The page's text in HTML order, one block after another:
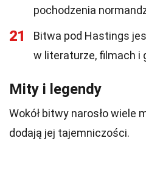
pochodzenia
21
Bitwa pod Hastings
w literaturze, filmach i
Mity i legendy
Wokół bitwy narosło wiele
dodają jej tajemniczości.